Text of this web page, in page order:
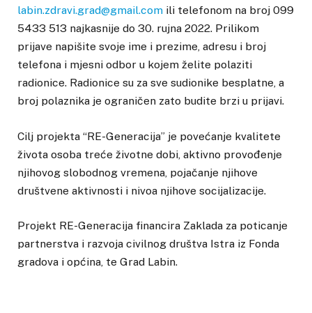
labin.zdravi.grad@gmail.com ili telefonom na broj 099
5433 513 najkasnije do 30. rujna 2022. Prilikom
prijave napišite svoje ime i prezime, adresu i broj
telefona i mjesni odbor u kojem želite polaziti
radionice. Radionice su za sve sudionike besplatne, a
broj polaznika je ograničen zato budite brzi u prijavi.
Cilj projekta “RE-Generacija” je povećanje kvalitete
života osoba treće životne dobi, aktivno provođenje
njihovog slobodnog vremena, pojačanje njihove
društvene aktivnosti i nivoa njihove socijalizacije.
Projekt RE-Generacija financira Zaklada za poticanje
partnerstva i razvoja civilnog društva Istra iz Fonda
gradova i općina, te Grad Labin.